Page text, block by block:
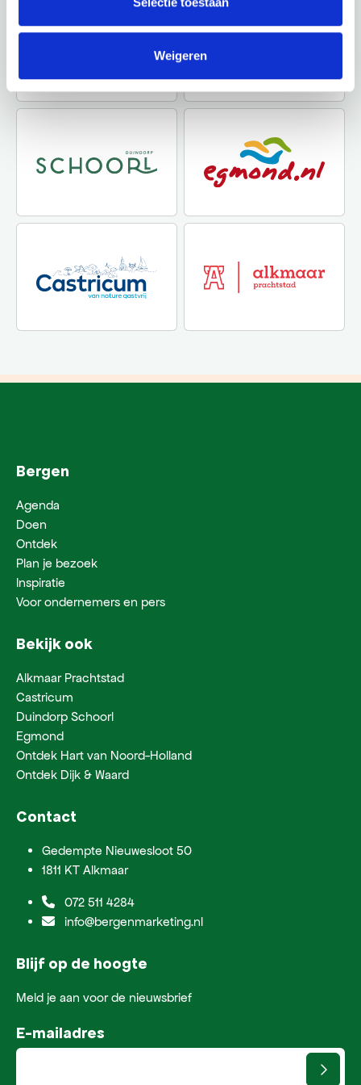
Weigeren
Bergen
Agenda
Doen
Ontdek
Plan je bezoek
Inspiratie
Voor ondernemers en pers
Bekijk ook
Alkmaar Prachtstad
Castricum
Duindorp Schoorl
Egmond
Ontdek Hart van Noord-Holland
Ontdek Dijk & Waard
Contact
Gedempte Nieuwesloot 50
1811 KT Alkmaar
072 511 4284
info@bergenmarketing.nl
Blijf op de hoogte
Meld je aan voor de nieuwsbrief
E-mailadres